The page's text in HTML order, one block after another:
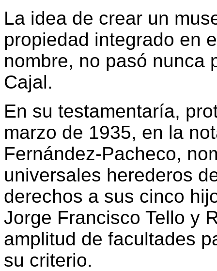
La idea de crear un
propiedad integrado en
nombre, no pasó nunca
Cajal.
En su testamentaría,
marzo de 1935, en la
Fernández-Pacheco,
universales herederos
derechos a sus cinco
Jorge Francisco Tello y
amplitud de facultades
su criterio.